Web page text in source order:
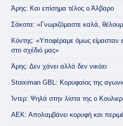
Άρης: Και επίσημα τέλος ο Άλβαρο
Σάκοτα: «Γνωριζόμαστε καλά,
Κόντης: «Υποφέραμε όμως είμασταν
στο σχέδιό μας»
Άρης: Δεν χάνει αλλά δεν νικάει
Stoiximan GBL: Κορυφαίος της
Ίντερ: Ψηλά στην λίστα της ο
ΑΕΚ: Απολαμβάνει κορυφή και